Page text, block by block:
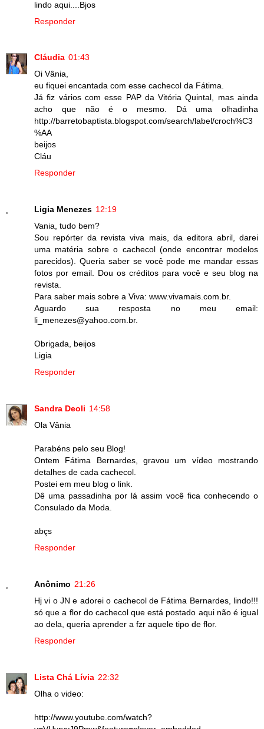
lindo aqui....Bjos
Responder
Cláudia 01:43
Oi Vânia,
eu fiquei encantada com esse cachecol da Fátima.
Já fiz vários com esse PAP da Vitória Quintal, mas ainda
acho que não é o mesmo. Dá uma olhadinha
http://barretobaptista.blogspot.com/search/label/croch%C3
%AA
beijos
Cláu
Responder
Ligia Menezes 12:19
Vania, tudo bem?
Sou repórter da revista viva mais, da editora abril, darei
uma matéria sobre o cachecol (onde encontrar modelos
parecidos). Queria saber se você pode me mandar essas
fotos por email. Dou os créditos para você e seu blog na
revista.
Para saber mais sobre a Viva: www.vivamais.com.br.
Aguardo sua resposta no meu email:
li_menezes@yahoo.com.br.
Obrigada, beijos
Ligia
Responder
Sandra Deoli 14:58
Ola Vânia
Parabéns pelo seu Blog!
Ontem Fátima Bernardes, gravou um vídeo mostrando
detalhes de cada cachecol.
Postei em meu blog o link.
Dê uma passadinha por lá assim você fica conhecendo o
Consulado da Moda.
abçs
Responder
Anônimo 21:26
Hj vi o JN e adorei o cachecol de Fátima Bernardes, lindo!!!
só que a flor do cachecol que está postado aqui não é igual
ao dela, queria aprender a fzr aquele tipo de flor.
Responder
Lista Chá Lívia 22:32
Olha o video:
http://www.youtube.com/watch?